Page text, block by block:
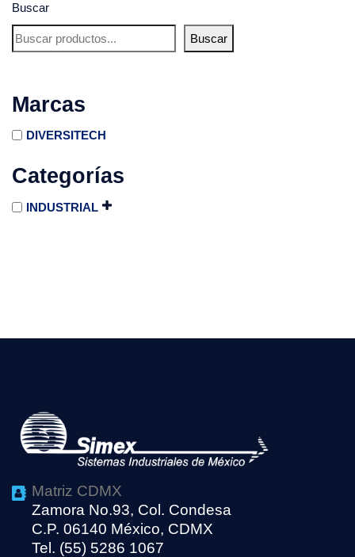
Buscar
Buscar
Marcas
DIVERSITECH
Categorías
INDUSTRIAL
Matriz CDMX
Zamora No.93, Col. Condesa
C.P. 06140 México, CDMX
Tel. (55) 5286 1067